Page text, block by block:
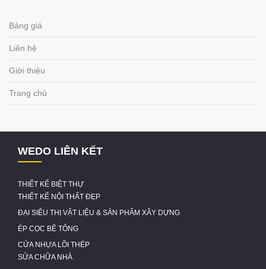
Bảng giá
Liên hệ
Giới thiệu
Trang chủ
WEDO LIÊN KẾT
THIẾT KẾ BIỆT THỰ
THIẾT KẾ NỘI THẤT ĐẸP
ĐẠI SIÊU THỊ VẬT LIỆU & SẢN PHẨM XÂY DỰNG
ÉP CỌC BÊ TÔNG
CỬA NHỰA LÕI THÉP
SỬA CHỮA NHÀ